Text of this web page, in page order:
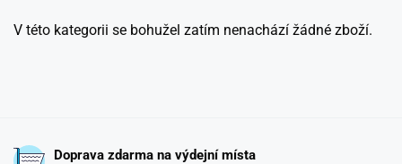
V této kategorii se bohužel zatím nenachází žádné zboží.
Doprava zdarma na výdejní místa